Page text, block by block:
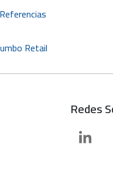
Retail
Redes